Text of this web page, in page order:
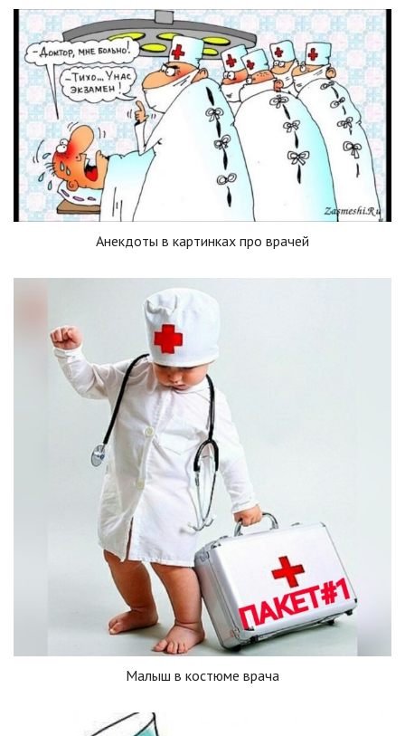
Анекдоты в картинках про врачей
Малыш в костюме врача